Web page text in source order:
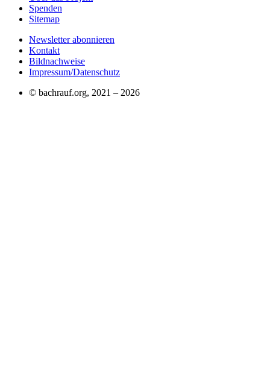
Spenden
Sitemap
Newsletter abonnieren
Kontakt
Bildnachweise
Impressum/Datenschutz
© bachrauf.org, 2021 – 2026